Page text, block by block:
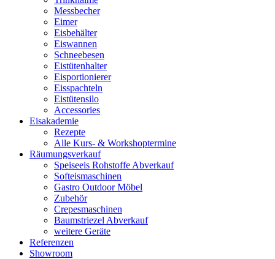
Messbecher
Eimer
Eisbehälter
Eiswannen
Schneebesen
Eistütenhalter
Eisportionierer
Eisspachteln
Eistütensilo
Accessories
Eisakademie
Rezepte
Alle Kurs- & Workshoptermine
Räumungsverkauf
Speiseeis Rohstoffe Abverkauf
Softeismaschinen
Gastro Outdoor Möbel
Zubehör
Crepesmaschinen
Baumstriezel Abverkauf
weitere Geräte
Referenzen
Showroom